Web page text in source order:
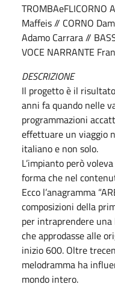
TROMBAeFLICORNO
Maffeis // CORNO
Adamo Carrara //
VOCE NARRANTE
DESCRIZIONE
Il progetto è il
anni fa quando nelle
programmazioni
effettuare un viaggio
italiano e non solo.
L’impianto però
forma che nel
Ecco l’anagramma
composizioni della
per intraprendere
che approdasse alle
inizio 600. Oltre
melodramma ha
mondo intero.